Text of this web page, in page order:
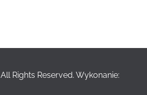
All Rights Reserved. Wykonanie: